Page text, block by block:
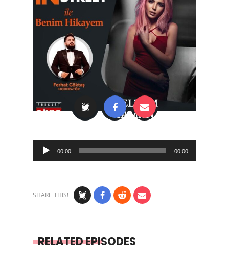
Audio
Player
00:00 00:00
SHARE THIS!
RELATED EPISODES